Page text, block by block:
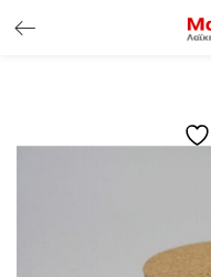
ΕΊΣΟΔΟΣ ΠΕΛΑΤΏΝ